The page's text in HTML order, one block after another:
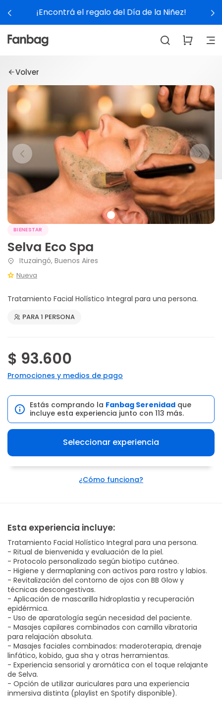
¡Encontrá el regalo del Día de la Niñez!
Volver
BIENESTAR
Selva Eco Spa
Ituzaingó, Buenos Aires
Nueva
Tratamiento Facial Holístico Integral para una persona.
PARA 1 PERSONA
$ 93.600
Promociones y medios de pago
Estás comprando la Fanbag Serenidad que
incluye esta experiencia junto con 113 más.
Seleccionar experiencia
¿Cómo funciona?
Esta experiencia incluye:
Tratamiento Facial Holístico Integral para una persona.
- Ritual de bienvenida y evaluación de la piel.
- Protocolo personalizado según biotipo cutáneo.
- Higiene y dermaplaning con activos para rostro y labios.
- Revitalización del contorno de ojos con BB Glow y
técnicas descongestivas.
- Aplicación de mascarilla hidroplastia y recuperación
epidérmica.
- Uso de aparatología según necesidad del paciente.
- Masajes capilares combinados con camilla vibratoria
para relajación absoluta.
- Masajes faciales combinados: maderoterapia, drenaje
linfático, kobido, gua sha y otras herramientas.
- Experiencia sensorial y aromática con el toque relajante
de Selva.
- Opción de utilizar auriculares para una experiencia
inmersiva distinta (playlist en Spotify disponible).